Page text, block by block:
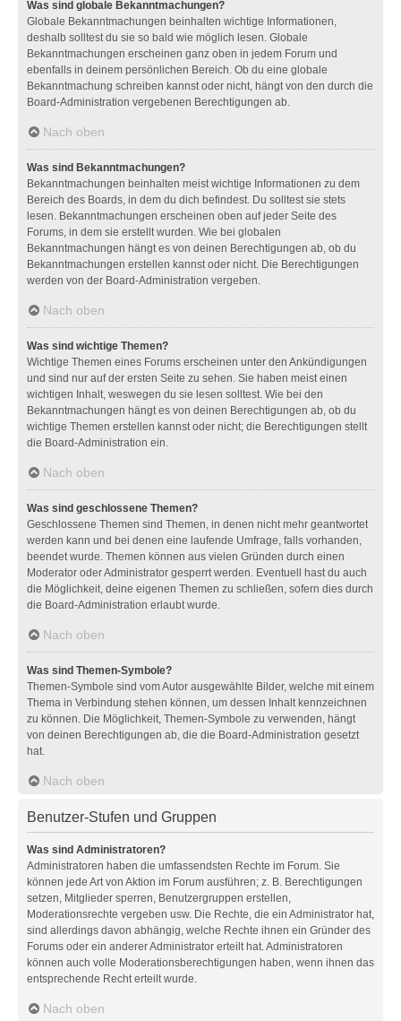
Was sind globale Bekanntmachungen?
Globale Bekanntmachungen beinhalten wichtige Informationen,
deshalb solltest du sie so bald wie möglich lesen. Globale
Bekanntmachungen erscheinen ganz oben in jedem Forum und
ebenfalls in deinem persönlichen Bereich. Ob du eine globale
Bekanntmachung schreiben kannst oder nicht, hängt von den durch die
Board-Administration vergebenen Berechtigungen ab.
Nach oben
Was sind Bekanntmachungen?
Bekanntmachungen beinhalten meist wichtige Informationen zu dem
Bereich des Boards, in dem du dich befindest. Du solltest sie stets
lesen. Bekanntmachungen erscheinen oben auf jeder Seite des
Forums, in dem sie erstellt wurden. Wie bei globalen
Bekanntmachungen hängt es von deinen Berechtigungen ab, ob du
Bekanntmachungen erstellen kannst oder nicht. Die Berechtigungen
werden von der Board-Administration vergeben.
Nach oben
Was sind wichtige Themen?
Wichtige Themen eines Forums erscheinen unter den Ankündigungen
und sind nur auf der ersten Seite zu sehen. Sie haben meist einen
wichtigen Inhalt, weswegen du sie lesen solltest. Wie bei den
Bekanntmachungen hängt es von deinen Berechtigungen ab, ob du
wichtige Themen erstellen kannst oder nicht; die Berechtigungen stellt
die Board-Administration ein.
Nach oben
Was sind geschlossene Themen?
Geschlossene Themen sind Themen, in denen nicht mehr geantwortet
werden kann und bei denen eine laufende Umfrage, falls vorhanden,
beendet wurde. Themen können aus vielen Gründen durch einen
Moderator oder Administrator gesperrt werden. Eventuell hast du auch
die Möglichkeit, deine eigenen Themen zu schließen, sofern dies durch
die Board-Administration erlaubt wurde.
Nach oben
Was sind Themen-Symbole?
Themen-Symbole sind vom Autor ausgewählte Bilder, welche mit einem
Thema in Verbindung stehen können, um dessen Inhalt kennzeichnen
zu können. Die Möglichkeit, Themen-Symbole zu verwenden, hängt
von deinen Berechtigungen ab, die die Board-Administration gesetzt
hat.
Nach oben
Benutzer-Stufen und Gruppen
Was sind Administratoren?
Administratoren haben die umfassendsten Rechte im Forum. Sie
können jede Art von Aktion im Forum ausführen; z. B. Berechtigungen
setzen, Mitglieder sperren, Benutzergruppen erstellen,
Moderationsrechte vergeben usw. Die Rechte, die ein Administrator hat,
sind allerdings davon abhängig, welche Rechte ihnen ein Gründer des
Forums oder ein anderer Administrator erteilt hat. Administratoren
können auch volle Moderationsberechtigungen haben, wenn ihnen das
entsprechende Recht erteilt wurde.
Nach oben